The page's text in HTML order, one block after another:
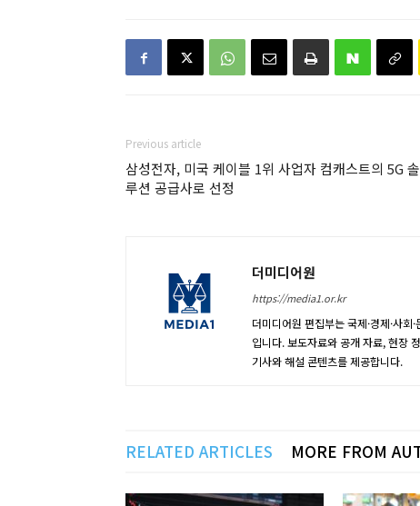
Previous article
삼성전자, 미국 케이블 1위 사업자 컴캐스트의 5G 솔
루션 공급사로 선정
더미디어원
https://media1.or.kr
더미디어원 편집부는 국제·경제·사회
입니다. 보도자료와 공개 자료, 현장
기사와 해설 콘텐츠를 제공합니다.
RELATED ARTICLES MORE FROM